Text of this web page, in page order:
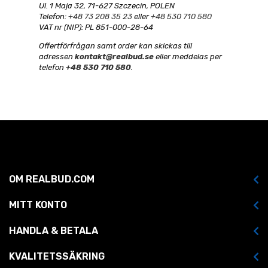
Ul. 1 Maja 32, 71-627 Szczecin, POLEN
Telefon: +48 73 208 35 23 eller+48 530 710 580
VAT nr (NIP): PL 851-000-28-64
Offertförfrågan samt order kan skickas till
adressen kontakt@realbud.se eller meddelas per
telefon +48 530 710 580
OM REALBUD.COM
MITT KONTO
HANDLA & BETALA
KVALITETSSÄKRING